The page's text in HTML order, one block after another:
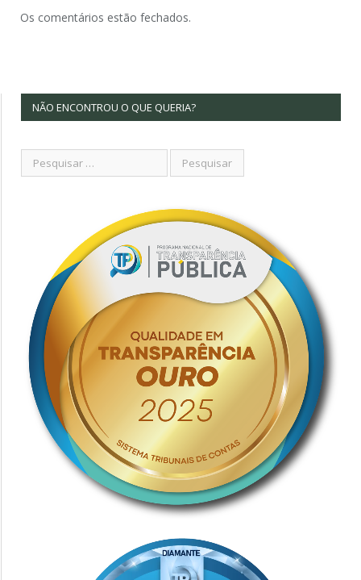
Os comentários estão fechados.
NÃO ENCONTROU O QUE QUERIA?